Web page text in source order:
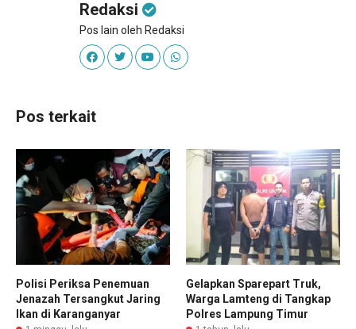
Redaksi
Pos lain oleh Redaksi
Pos terkait
Polisi Periksa Penemuan
Jenazah Tersangkut Jaring
Ikan di Karanganyar
Gelapkan Sparepart Truk,
Warga Lamteng di Tangkap
Polres Lampung Timur